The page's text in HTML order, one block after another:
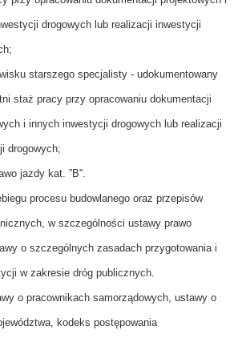
drogowych lub realizacji inwestycji
starszego specjalisty - udokumentowany
staż pracy przy opracowaniu dokumentacji
i innych inwestycji drogowych lub realizacji
drogowych;
jazdy kat. ”B”.
procesu budowlanego oraz przepisów
w szczególności ustawy prawo
o szczególnych zasadach przygotowania i
w zakresie dróg publicznych.
o pracownikach samorządowych, ustawy o
kodeks postępowania